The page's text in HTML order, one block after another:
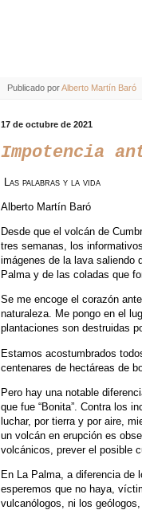
Publicado porAlberto Martín Baró
17 de octubre de 2021
Impotencia
Las palabras y la vida
Alberto Martín Baró
Desde que el volcán de
tres semanas, los
imágenes de la lava saliendo
Palma y de las coladas que
Se me encoge el corazón
naturaleza. Me pongo en el
plantaciones son destruidas
Estamos acostumbrados
centenares de hectáreas de
Pero hay una notable
que fue “Bonita”. Contra los
luchar, por tierra y por aire,
un volcán en erupción es
volcánicos, prever el posible
En La Palma, a diferencia de
esperemos que no haya,
vulcanólogos, ni los